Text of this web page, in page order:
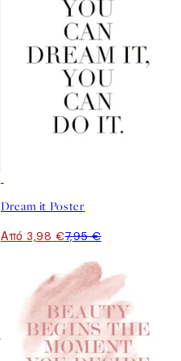
Dream it Poster
Από 3,98 €7,95 €